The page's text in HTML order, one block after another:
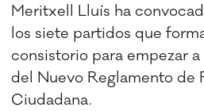
Meritxell Lluís ha
los siete partidos que
consistorio para empezar
del Nuevo Reglamento de
Ciudadana.